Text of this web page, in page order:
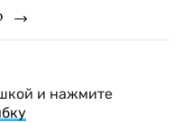
и нажмите